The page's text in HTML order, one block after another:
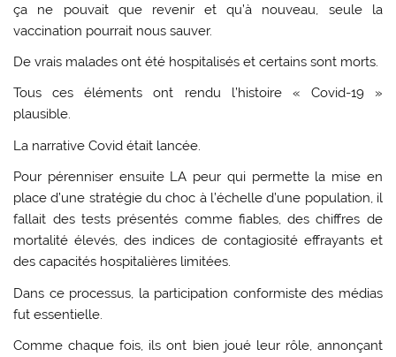
ça ne pouvait que revenir et qu’à nouveau, seule la
vaccination pourrait nous sauver.
De vrais malades ont été hospitalisés et certains sont morts.
Tous ces éléments ont rendu l’histoire « Covid-19 »
plausible.
La narrative Covid était lancée.
Pour pérenniser ensuite LA peur qui permette la mise en
place d’une stratégie du choc à l’échelle d’une population, il
fallait des tests présentés comme fiables, des chiffres de
mortalité élevés, des indices de contagiosité effrayants et
des capacités hospitalières limitées.
Dans ce processus, la participation conformiste des médias
fut essentielle.
Comme chaque fois, ils ont bien joué leur rôle, annonçant